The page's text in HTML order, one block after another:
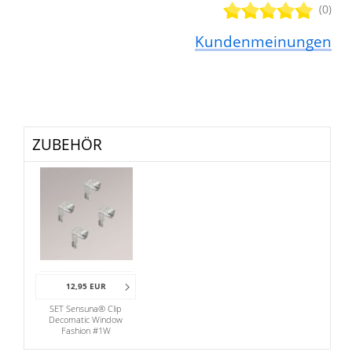
(0)
Kundenmeinungen
ZUBEHÖR
12,95 EUR
SET Sensuna® Clip
Decomatic Window
Fashion #1W